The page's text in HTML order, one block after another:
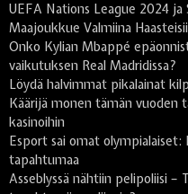
UEFA Nations League 2024 ja
Maajoukkue Valmiina
Onko Kylian Mbappé
vaikutuksen Real Madridissa?
Löydä halvimmat pikalainat
Käärijä monen tämän vuoden
kasinoihin
Esport sai omat olympialaiset:
tapahtumaa
Asseblyssä nähtiin pelipoliisi –